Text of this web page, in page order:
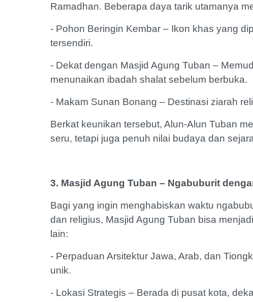
Ramadhan. Beberapa daya tarik utamanya
- Pohon Beringin Kembar – Ikon khas yang
tersendiri.
- Dekat dengan Masjid Agung Tuban –
menunaikan ibadah shalat sebelum berbuka.
- Makam Sunan Bonang – Destinasi ziarah
Berkat keunikan tersebut, Alun-Alun Tuban
seru, tetapi juga penuh nilai budaya dan
3. Masjid Agung Tuban – Ngabuburit
Bagi yang ingin menghabiskan waktu
dan religius, Masjid Agung Tuban bisa
lain:
- Perpaduan Arsitektur Jawa, Arab, dan
unik.
- Lokasi Strategis – Berada di pusat kota,